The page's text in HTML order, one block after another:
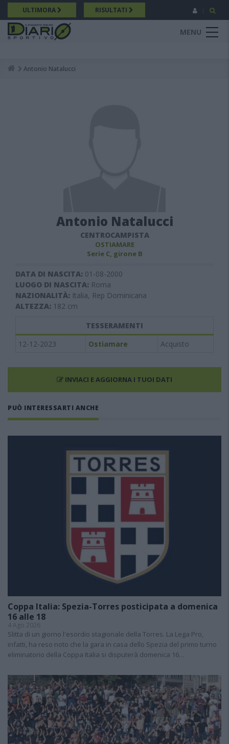
Salta
al
contenuto
principale
ULTIMORA RISULTATI
MENU
Breadcrumb
Antonio Natalucci
Antonio Natalucci
CENTROCAMPISTA
OSTIAMARE
Serie C, girone B
DATA DI NASCITA: 01-08-2000
LUOGO DI NASCITA: Roma
NAZIONALITÀ: Italia, Rep Dominicana
ALTEZZA: 182 cm
TESSERAMENTI
12-12-2023
Ostiamare Acquisto
INVIACI E AGGIORNA I TUOI DATI
PUÒ INTERESSARTI ANCHE
Coppa Italia: Spezia-Torres posticipata a domenica
16 alle 18
4 Ago 2026
Slitta di un giorno l'esordio stagionale della Torres. La Lega Pro,
infatti, ha reso noto che la gara in casa dello Spezia del primo turno
eliminatorio della Coppa Italia si disputerà domenica 16…